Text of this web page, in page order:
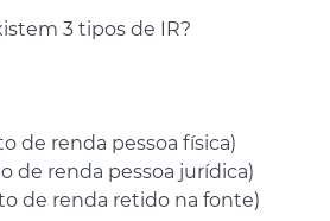
3 tipos de IR?
de renda pessoa física)
de renda pessoa jurídica)
de renda retido na fonte)